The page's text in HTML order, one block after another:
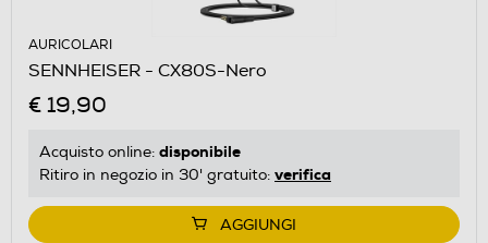
AURICOLARI
SENNHEISER - CX80S-Nero
€ 19,90
Acquisto online: disponibile
Ritiro in negozio in 30' gratuito: verifica
AGGIUNGI